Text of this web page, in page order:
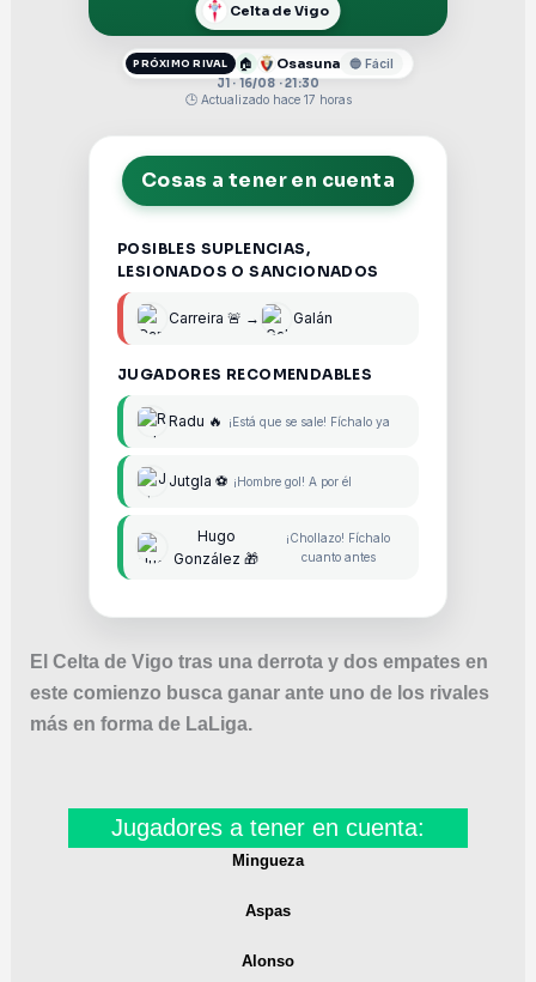
Celta de Vigo
PRÓXIMO RIVAL 🏠 Osasuna
🔵 Fácil
J1 · 16/08 · 21:30
🕒 Actualizado hace 17 horas
Cosas a tener en cuenta
POSIBLES SUPLENCIAS,
LESIONADOS O SANCIONADOS
Carreira 🚨 → Galán
JUGADORES RECOMENDABLES
Radu 🔥 ¡Está que se sale! Fíchalo ya
Jutgla ⚽ ¡Hombre gol! A por él
Hugo
González 🎁
¡Chollazo! Fíchalo
cuanto antes
El Celta de Vigo tras una derrota y dos empates en
este comienzo busca ganar ante uno de los rivales
más en forma de LaLiga.
Jugadores a tener en cuenta:
Mingueza
Aspas
Alonso